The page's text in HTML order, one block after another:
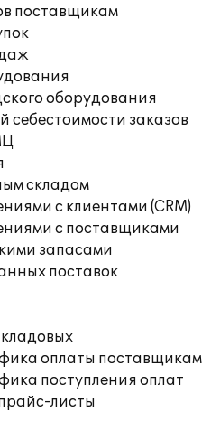
поставщикам
оборудования
себестоимости заказов
складом
с клиентами (CRM)
с поставщиками
запасами
поставок
оплаты поставщикам
поступления оплат
листы